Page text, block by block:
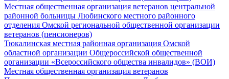
Местная общественная организация ветеранов центральной
районной больницы Любинского местного районного
отделения Омской региональной общественной организации
ветеранов (пенсионеров)
Тюкалинская местная районная организация Омской
областной организации Общероссийской общественной
организации «Всероссийского общества инвалидов» (ВОИ)
Местная общественная организация ветеранов